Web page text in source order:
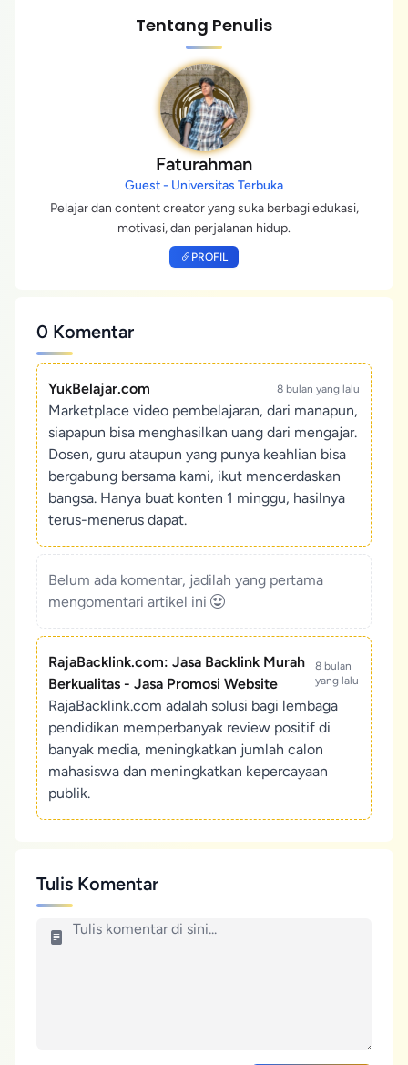
Tentang Penulis
Faturahman
Guest - Universitas Terbuka
Pelajar dan content creator yang suka berbagi edukasi,
motivasi, dan perjalanan hidup.
PROFIL
0 Komentar
YukBelajar.com 8 bulan yang lalu
Marketplace video pembelajaran, dari manapun,
siapapun bisa menghasilkan uang dari mengajar.
Dosen, guru ataupun yang punya keahlian bisa
bergabung bersama kami, ikut mencerdaskan
bangsa. Hanya buat konten 1 minggu, hasilnya
terus-menerus dapat.
Belum ada komentar, jadilah yang pertama
mengomentari artikel ini
RajaBacklink.com: Jasa Backlink Murah
Berkualitas - Jasa Promosi Website
8 bulan
yang lalu
RajaBacklink.com adalah solusi bagi lembaga
pendidikan memperbanyak review positif di
banyak media, meningkatkan jumlah calon
mahasiswa dan meningkatkan kepercayaan
publik.
Tulis Komentar